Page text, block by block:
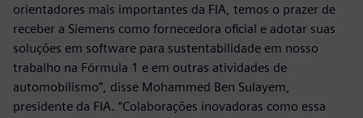
orientadores mais importantes da FIA, temos o prazer de
receber a Siemens como fornecedora oficial e adotar suas
soluções em software para sustentabilidade em nosso
trabalho na Fórmula 1 e em outras atividades de
automobilismo”, disse Mohammed Ben Sulayem,
presidente da FIA. “Colaborações inovadoras como essa